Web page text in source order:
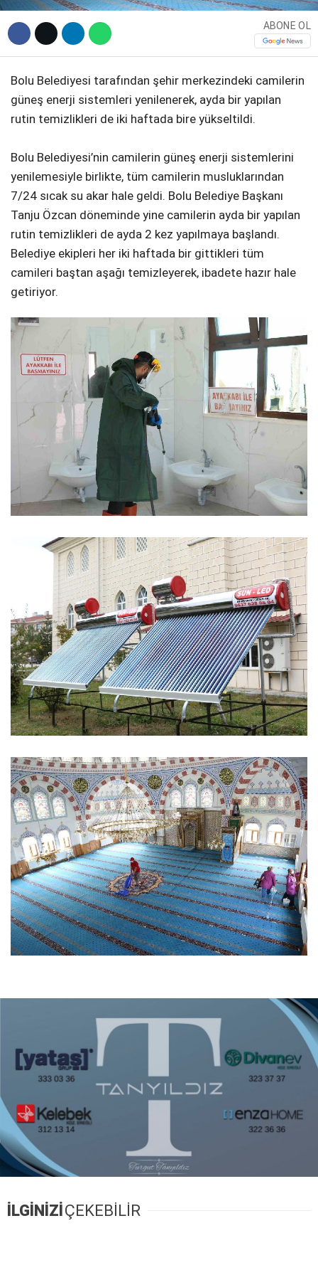
ABONE OL
Bolu Belediyesi tarafından şehir merkezindeki camilerin
güneş enerji sistemleri yenilenerek, ayda bir yapılan
rutin temizlikleri de iki haftada bire yükseltildi.
Bolu Belediyesi’nin camilerin güneş enerji sistemlerini
yenilemesiyle birlikte, tüm camilerin musluklarından
7/24 sıcak su akar hale geldi. Bolu Belediye Başkanı
Tanju Özcan döneminde yine camilerin ayda bir yapılan
rutin temizlikleri de ayda 2 kez yapılmaya başlandı.
Belediye ekipleri her iki haftada bir gittikleri tüm
camileri baştan aşağı temizleyerek, ibadete hazır hale
getiriyor.
İLGİNİZİÇEKEBİLİR